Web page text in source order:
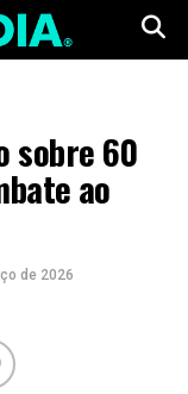
sobre 60
ao
de 2026